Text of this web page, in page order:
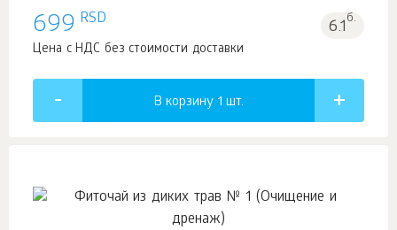
699 RSD 6.1б.
Цена с НДС без стоимости доставки
В корзину 1 шт.